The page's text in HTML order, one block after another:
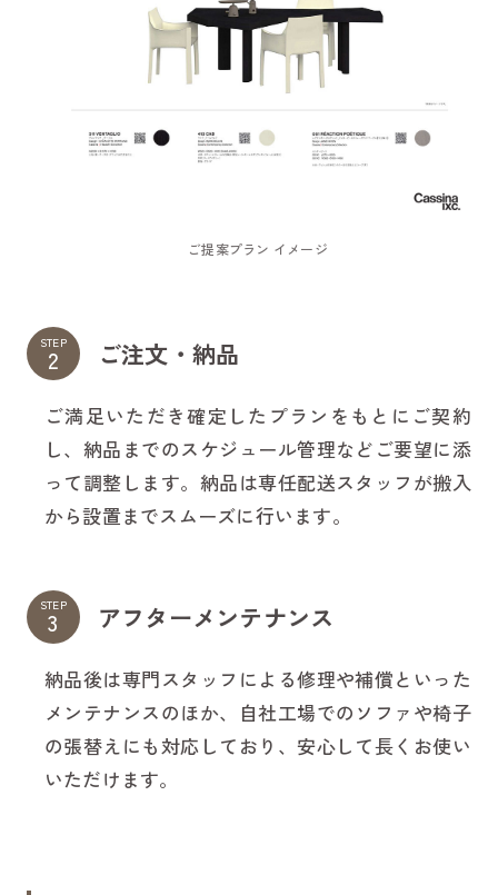
ご提案プラン イメージ
STEP ご注文・納品
ご満足いただき確定したプランをもとにご契約
し、納品までのスケジュール管理などご要望に添
って調整します。納品は専任配送スタッフが搬入
から設置までスムーズに行います。
STEP アフターメンテナンス
納品後は専門スタッフによる修理や補償といった
メンテナンスのほか、自社工場でのソファや椅子
の張替えにも対応しており、安心して長くお使い
いただけます。